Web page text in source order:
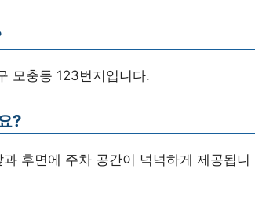
모충동 123번지입니다.
?
후면에 주차 공간이 넉넉하게 제공됩니